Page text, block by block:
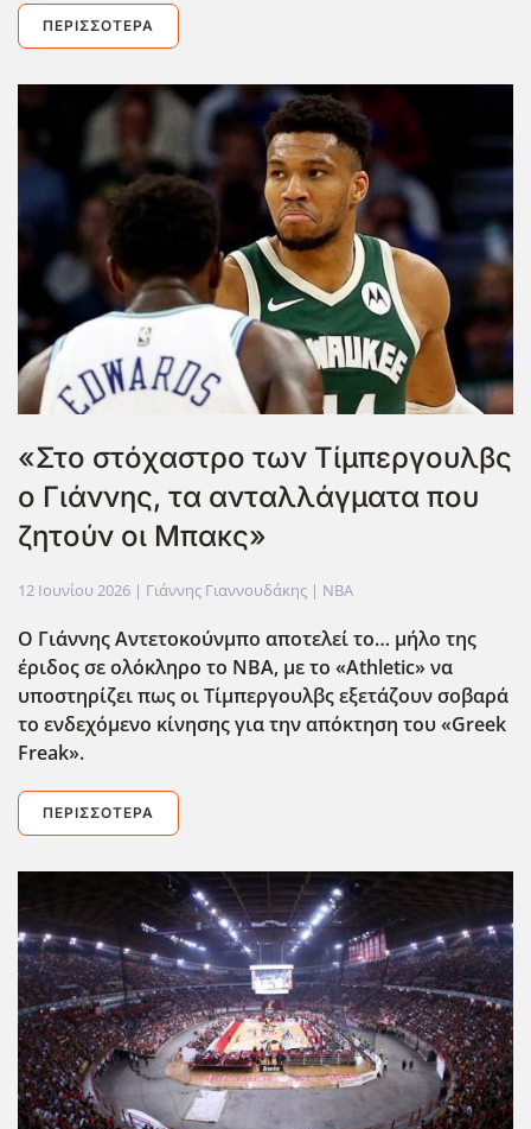
ΠΕΡΙΣΣΌΤΕΡΑ
«Στο στόχαστρο των Τίμπεργουλβς
ο Γιάννης, τα ανταλλάγματα που
ζητούν οι Μπακς»
12 Ιουνίου 2026 | Γιάννης Γιαννουδάκης | NBA
Ο Γιάννης Αντετοκούνμπο αποτελεί το… μήλο της
έριδος σε ολόκληρο το ΝΒΑ, με το «Athletic» να
υποστηρίζει πως οι Τίμπεργουλβς εξετάζουν σοβαρά
το ενδεχόμενο κίνησης για την απόκτηση του «Greek
Freak».
ΠΕΡΙΣΣΌΤΕΡΑ